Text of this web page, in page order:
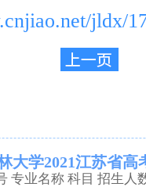
jldx/
大学2021江苏省高
专业名称 科目 招生人